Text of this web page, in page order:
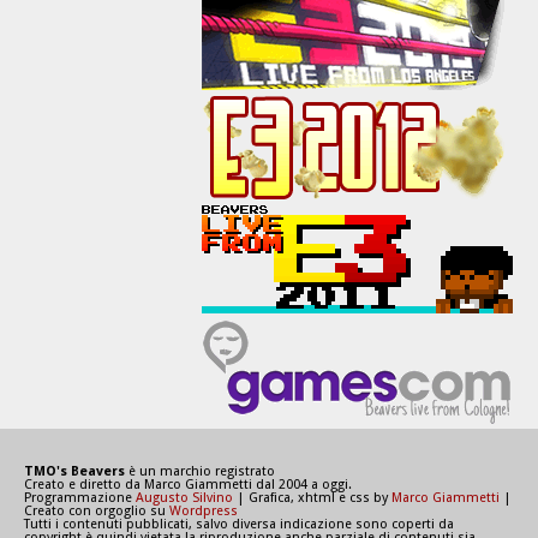
TMO's Beavers è un marchio registrato
Creato e diretto da Marco Giammetti dal 2004 a oggi.
Programmazione Augusto Silvino | Grafica, xhtml e css byMarco Giammetti
Creato con orgoglio su Wordpress
Tutti i contenuti pubblicati, salvo diversa indicazione sono coperti da